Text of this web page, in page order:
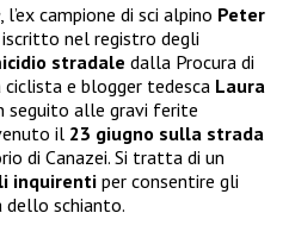
, l’ex campione di sci alpino Peter
nel registro degli
stradale dalla Procura di
e blogger tedesca Laura
seguito alle gravi ferite
il 23 giugno sulla strada
di Canazei. Si tratta di un
inquirenti per consentire gli
dello schianto.